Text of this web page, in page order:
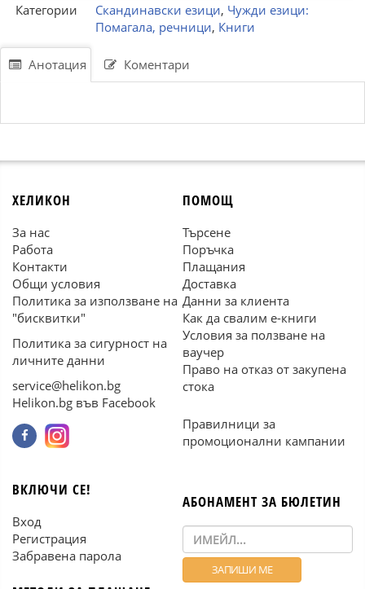
Категории
Скандинавски езици, Чужди езици:
Помагала, речници, Книги
Анотация Коментари
ХЕЛИКОН
За нас
Работа
Контакти
Общи условия
Политика за използване на
"бисквитки"
Политика за сигурност на
личните данни
service@helikon.bg
Helikon.bg във Facebook
ПОМОЩ
Търсене
Поръчка
Плащания
Доставка
Данни за клиента
Как да свалим е-книги
Условия за ползване на
ваучер
Право на отказ от закупена
стока
Правилници за
промоционални кампании
ВКЛЮЧИ СЕ!
Вход
Регистрация
Забравена парола
АБОНАМЕНТ ЗА БЮЛЕТИН